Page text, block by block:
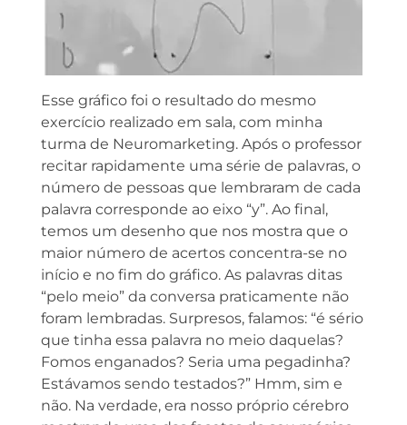
Esse gráfico foi o resultado do mesmo
exercício realizado em sala, com minha
turma de Neuromarketing. Após o professor
recitar rapidamente uma série de palavras, o
número de pessoas que lembraram de cada
palavra corresponde ao eixo “y”. Ao final,
temos um desenho que nos mostra que o
maior número de acertos concentra-se no
início e no fim do gráfico. As palavras ditas
“pelo meio” da conversa praticamente não
foram lembradas. Surpresos, falamos: “é sério
que tinha essa palavra no meio daquelas?
Fomos enganados? Seria uma pegadinha?
Estávamos sendo testados?” Hmm, sim e
não. Na verdade, era nosso próprio cérebro